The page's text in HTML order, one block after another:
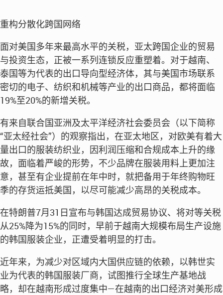
重构分散化跨国网络
面对美国多年来最高水平的关税，亚太跨国企业的贸易
与投资生态，正被一系列连锁反应重塑着。对于越南、
泰国等为代表的出口导向型经济体，其与美国市场联系
密切的电子、纺织和机械等产业的出口商品，都将面临
19%至20%的新增关税。
有来自联合国亚洲及太平洋经济社会委员会（以下简称
“亚太经社会”）的观察指出，在亚太地区，对欧美有着大
量出口的服装纺织业，因利润压缩和合规成本上升的缘
故，面临着严峻的形势，不少品牌在服装用料上更加注
意，甚至有企业提前在年中时，就把备用于年终购物旺
季的存货运抵美国，以尽可能减少高昂的关税成本。
在特朗普7月31日宣布与韩国达成贸易协议、将对等关税
从25%降为15%的同时，早前于越南大规模布局生产设施
的韩国服装企业，正遭受着明显的打击。
近年来，为减少对区域内大国供应链的依赖，以韩世实
业为代表的韩国服装厂商，试图推行全球生产基地战
略，却在越南形成过度集中—在越南的出口经济对美形成